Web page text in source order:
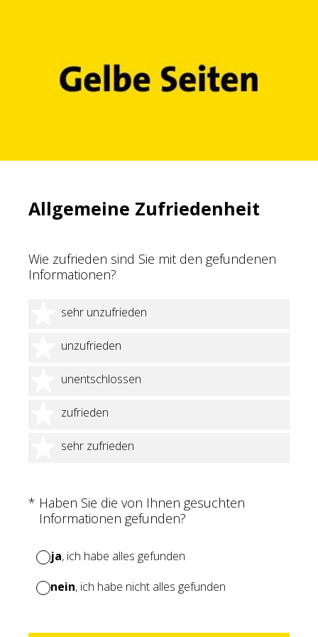
Allgemeine Zufriedenheit
Wie zufrieden sind Sie mit den gefundenen
Informationen?
sehr unzufrieden
1 Stern
unzufrieden
2 Sterne
unentschlossen
3 Sterne
zufrieden
4 Sterne
sehr zufrieden
5 Sterne
* Haben Sie die von Ihnen gesuchten
Informationen gefunden?
(Erforderlich.)
ja, ich habe alles gefunden
nein, ich habe nicht alles gefunden